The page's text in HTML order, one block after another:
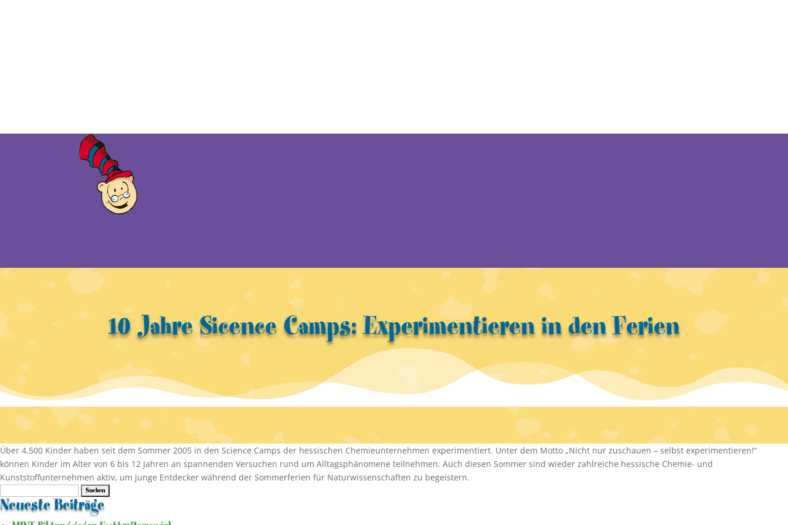
10 Jahre Sicence Camps: Experimentieren in den Ferien
Über 4.500 Kinder haben seit dem Sommer 2005 in den Science Camps der hessischen Chemieunternehmen experimentiert. Unter dem Motto „Nicht nur zuschauen – selbst experimentieren!“
können Kinder im Alter von 6 bis 12 Jahren an spannenden Versuchen rund um Alltagsphänomene teilnehmen. Auch diesen Sommer sind wieder zahlreiche hessische Chemie- und
Kunststoffunternehmen aktiv, um junge Entdecker während der Sommerferien für Naturwissenschaften zu begeistern.
Suche
nach:
Neueste Beiträge